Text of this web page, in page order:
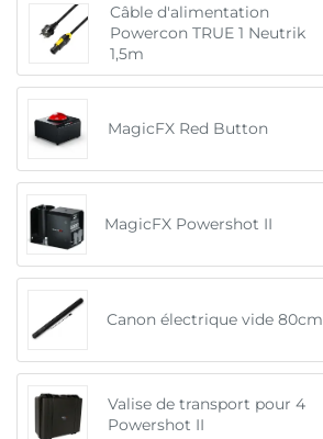
Câble d'alimentation
Powercon TRUE 1 Neutrik
1,5m
MagicFX Red Button
MagicFX Powershot II
Canon électrique vide 80cm
Valise de transport pour 4
Powershot II